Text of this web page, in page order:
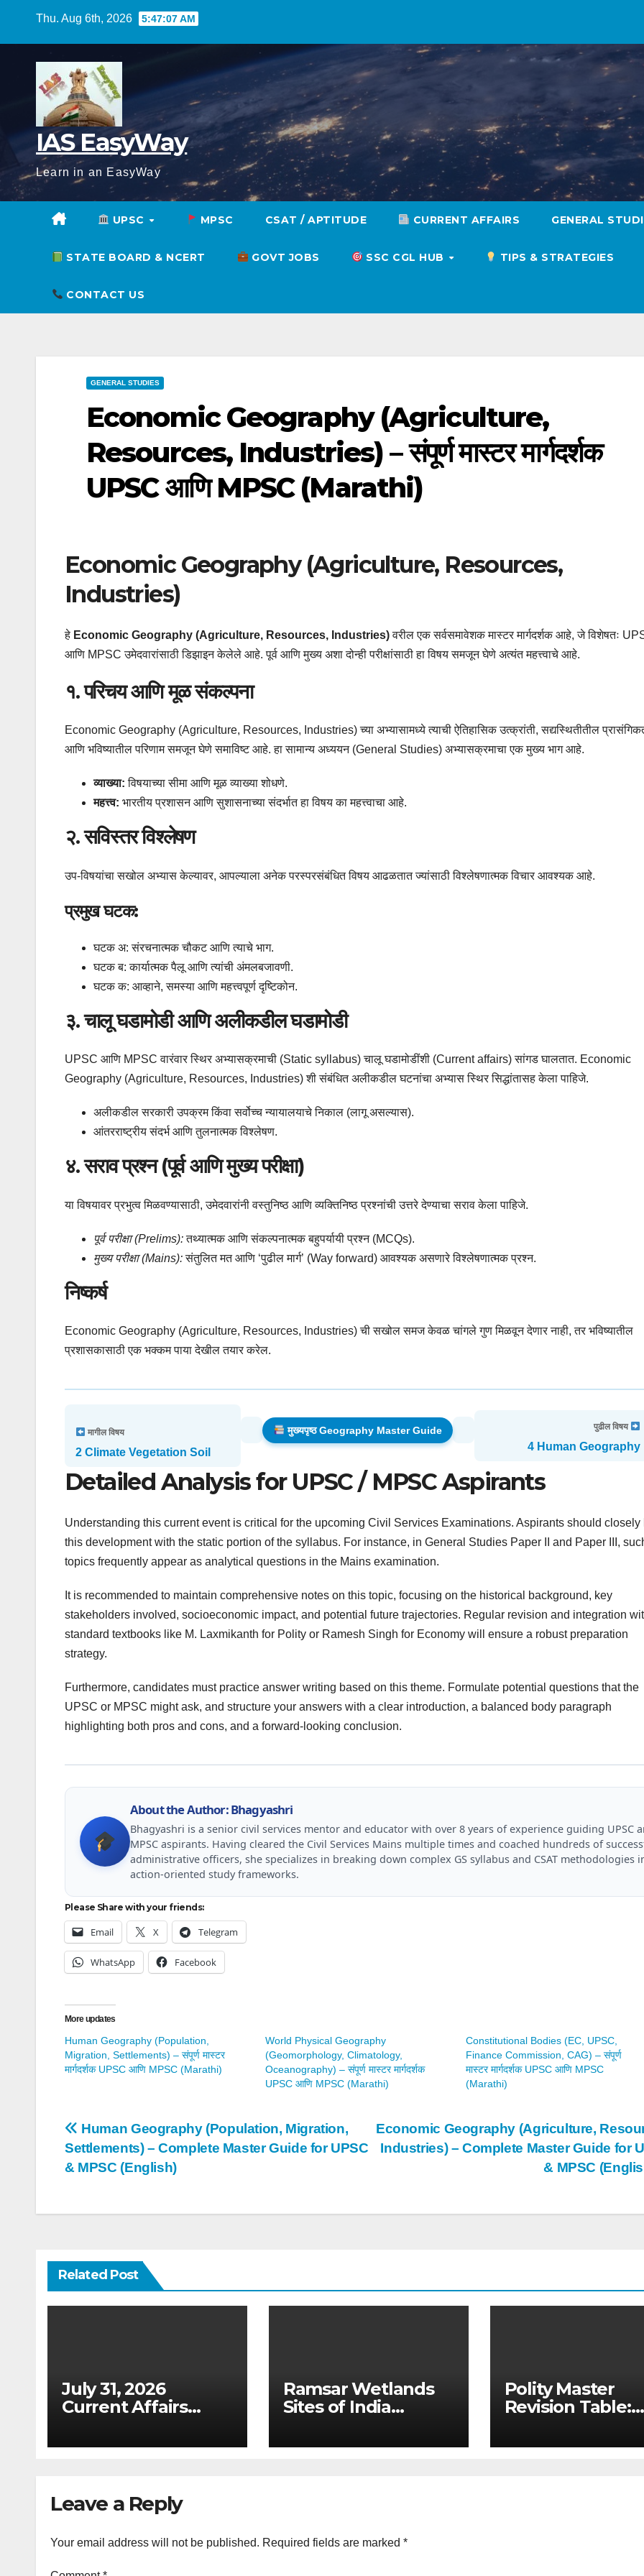
Thu. Aug 6th, 2026 5:47:08 AM
IAS EasyWay
Learn in an EasyWay
UPSC MPSC CSAT / APTITUDE CURRENT AFFAIRS GENERAL
STATE BOARD & NCERT GOVT JOBS SSC CGL HUB TIPS & STRATEGIES
CONTACT US
GENERAL STUDIES
Economic Geography (Agriculture,
Resources, Industries) – संपूर्ण मास्टर मार्गदर्शक
UPSC आणि MPSC (Marathi)
Economic Geography (Agriculture, Resources,
Industries)
हे Economic Geography (Agriculture, Resources, Industries)वरील एक सर्वसमावेशक मास्टर मार्गदर्शक आहे, जे विशेषतः
आणि MPSC उमेदवारांसाठी डिझाइन केलेले आहे. पूर्व आणि मुख्य अशा दोन्ही परीक्षांसाठी हा विषय समजून घेणे अत्यंत महत्त्वाचे आहे.
१. परिचय आणि मूळ संकल्पना
Economic Geography (Agriculture, Resources, Industries) च्या अभ्यासामध्ये त्याची ऐतिहासिक उत्क्रांती, सद्यस्थितीतील
आणि भविष्यातील परिणाम समजून घेणे समाविष्ट आहे. हा सामान्य अध्ययन (General Studies) अभ्यासक्रमाचा एक मुख्य भाग आहे.
व्याख्या: विषयाच्या सीमा आणि मूळ व्याख्या शोधणे.
महत्त्व: भारतीय प्रशासन आणि सुशासनाच्या संदर्भात हा विषय का महत्त्वाचा आहे.
२. सविस्तर विश्लेषण
उप-विषयांचा सखोल अभ्यास केल्यावर, आपल्याला अनेक परस्परसंबंधित विषय आढळतात ज्यांसाठी विश्लेषणात्मक विचार आवश्यक आहे.
प्रमुख घटक:
घटक अ: संरचनात्मक चौकट आणि त्याचे भाग.
घटक ब: कार्यात्मक पैलू आणि त्यांची अंमलबजावणी.
घटक क: आव्हाने, समस्या आणि महत्त्वपूर्ण दृष्टिकोन.
३. चालू घडामोडी आणि अलीकडील घडामोडी
UPSC आणि MPSC वारंवार स्थिर अभ्यासक्रमाची (Static syllabus) चालू घडामोडींशी (Current affairs) सांगड घालतात. Economic
Geography (Agriculture, Resources, Industries) शी संबंधित अलीकडील घटनांचा अभ्यास स्थिर सिद्धांतासह केला पाहिजे.
अलीकडील सरकारी उपक्रम किंवा सर्वोच्च न्यायालयाचे निकाल (लागू असल्यास).
आंतरराष्ट्रीय संदर्भ आणि तुलनात्मक विश्लेषण.
४. सराव प्रश्न (पूर्व आणि मुख्य परीक्षा)
या विषयावर प्रभुत्व मिळवण्यासाठी, उमेदवारांनी वस्तुनिष्ठ आणि व्यक्तिनिष्ठ प्रश्नांची उत्तरे देण्याचा सराव केला पाहिजे.
पूर्व परीक्षा (Prelims):तथ्यात्मक आणि संकल्पनात्मक बहुपर्यायी प्रश्न (MCQs).
मुख्य परीक्षा (Mains):संतुलित मत आणि ‘पुढील मार्ग’ (Way forward) आवश्यक असणारे विश्लेषणात्मक प्रश्न.
निष्कर्ष
Economic Geography (Agriculture, Resources, Industries) ची सखोल समज केवळ चांगले गुण मिळवून देणार नाही, तर भविष्यातील
प्रशासकासाठी एक भक्कम पाया देखील तयार करेल.
मागील विषय
2 Climate Vegetation Soil
मुख्यपृष्ठ Geography Master Guide पुढील विषय
4 Human Geography
Detailed Analysis for UPSC / MPSC Aspirants
Understanding this current event is critical for the upcoming Civil Services Examinations. Aspirants should closely
this development with the static portion of the syllabus. For instance, in General Studies Paper II and Paper III,
topics frequently appear as analytical questions in the Mains examination.
It is recommended to maintain comprehensive notes on this topic, focusing on the historical background, key
stakeholders involved, socioeconomic impact, and potential future trajectories. Regular revision and integration
standard textbooks like M. Laxmikanth for Polity or Ramesh Singh for Economy will ensure a robust preparation
strategy.
Furthermore, candidates must practice answer writing based on this theme. Formulate potential questions that the
UPSC or MPSC might ask, and structure your answers with a clear introduction, a balanced body paragraph
highlighting both pros and cons, and a forward-looking conclusion.
About the Author: Bhagyashri
Bhagyashri is a senior civil services mentor and educator with over 8 years of experience guiding UPSC
MPSC aspirants. Having cleared the Civil Services Mains multiple times and coached hundreds of
administrative officers, she specializes in breaking down complex GS syllabus and CSAT methodologies
action-oriented study frameworks.
Please Share with your friends:
Email X Telegram
WhatsApp Facebook
More updates
Human Geography (Population,
Migration, Settlements) – संपूर्ण मास्टर
मार्गदर्शक UPSC आणि MPSC (Marathi)
World Physical Geography
(Geomorphology, Climatology,
Oceanography) – संपूर्ण मास्टर मार्गदर्शक
UPSC आणि MPSC (Marathi)
Constitutional Bodies (EC, UPSC,
Finance Commission, CAG) – संपूर्ण
मास्टर मार्गदर्शक UPSC आणि MPSC
(Marathi)
Post
navigation
Economic Geography (Agriculture,
Industries) – Complete Master Guide for
& MPSC
Human Geography (Population, Migration,
Settlements) – Complete Master Guide for UPSC
& MPSC (English)
Related Post
July 31, 2026
Current Affairs
Digital Competition
Tech (UPSC GS 2 &
GS 3)
Ramsar Wetlands
Sites of India
Table & State-wise
Polity Master
Revision Table:
Non-
Leave a Reply
Your email address will not be published. Required fields are marked *